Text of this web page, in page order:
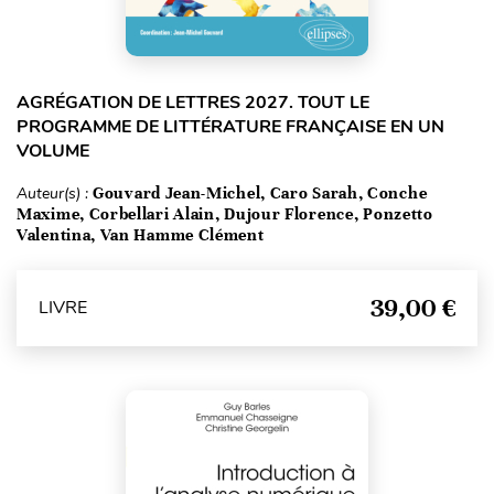
AGRÉGATION DE LETTRES 2027. TOUT LE
PROGRAMME DE LITTÉRATURE FRANÇAISE EN UN
VOLUME
Auteur(s) : Gouvard Jean-Michel, Caro Sarah, Conche
Maxime, Corbellari Alain, Dujour Florence, Ponzetto
Valentina, Van Hamme Clément
LIVRE 39,00 €